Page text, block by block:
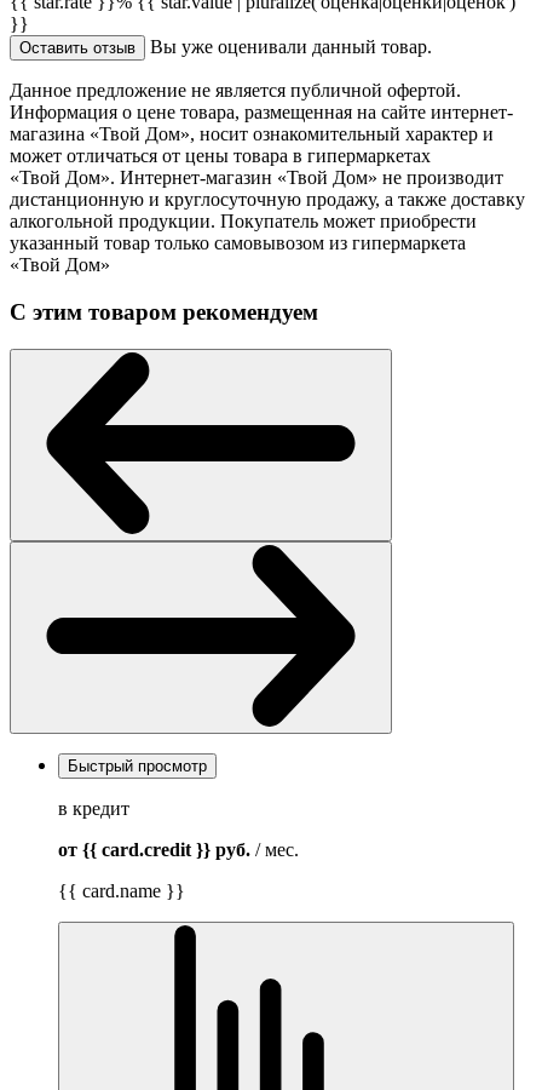
}}
Оставить отзыв Вы уже оценивали данный товар.
Данное предложение не является публичной офертой.
Информация о цене товара, размещенная на сайте интернет-
магазина «Твой Дом», носит ознакомительный характер и
может отличаться от цены товара в гипермаркетах
«Твой Дом». Интернет-магазин «Твой Дом» не производит
дистанционную и круглосуточную продажу, а также доставку
алкогольной продукции. Покупатель может приобрести
указанный товар только самовывозом из гипермаркета
«Твой Дом»
С этим товаром рекомендуем
Быстрый просмотр
в кредит
от {{ card.credit }} руб. / мес.
{{ card.name }}